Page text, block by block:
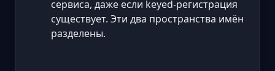
сервиса, даже если keyed-регистрация
существует. Эти два пространства имён
разделены.